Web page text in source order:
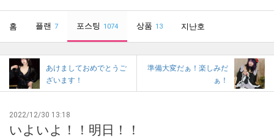
홈 플랜 7 포스팅 1074 상품 13 지난호
あけましておめでとうご
ざいます！
準備大変だぁ！楽しみだ
ぁ！
2022/12/30 13:18
いよいよ！！明日！！